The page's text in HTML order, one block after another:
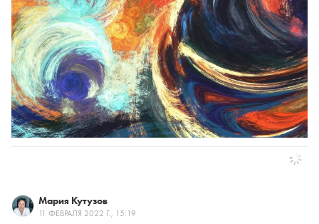
Мария Кутузов
11 ФЕВРАЛЯ 2022 Г., 15:19